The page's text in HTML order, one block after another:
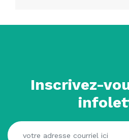
Inscrivez-